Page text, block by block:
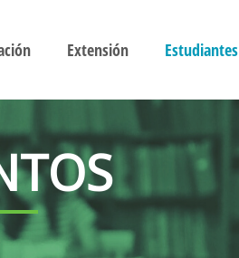
Extensión Estudiantes